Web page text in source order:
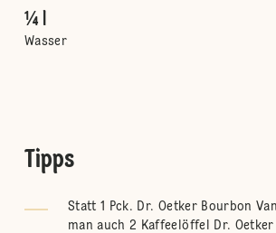
¼ l
Wasser
Tipps
Statt 1 Pck. Dr. Oetker Bourbon
man auch 2 Kaffeelöffel Dr.